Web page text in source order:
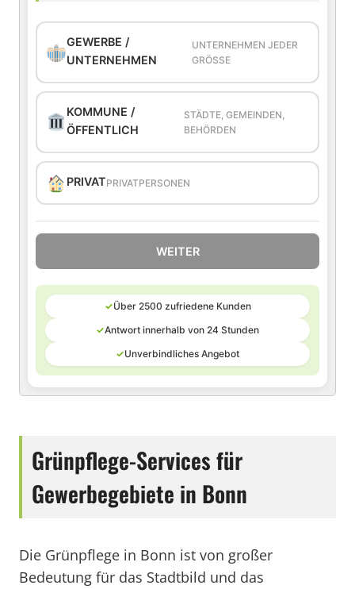
GEWERBE /
UNTERNEHMEN
UNTERNEHMEN JEDER
GRÖSSE
KOMMUNE /
ÖFFENTLICH
STÄDTE, GEMEINDEN,
BEHÖRDEN
PRIVATPRIVATPERSONEN
WEITER
✓Über 2500 zufriedene Kunden
✓Antwort innerhalb von 24 Stunden
✓Unverbindliches Angebot
Grünpflege-Services für
Gewerbegebiete in Bonn
Die Grünpflege in Bonn ist von großer
Bedeutung für das Stadtbild und das